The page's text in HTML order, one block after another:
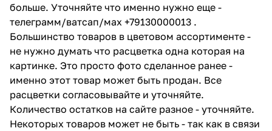
больше. Уточняйте что именно нужно еще -
телеграмм/ватсап/мах +79130000013 .
Большинство товаров в цветовом ассортименте -
не нужно думать что расцветка одна которая на
картинке. Это просто фото сделанное ранее -
именно этот товар может быть продан. Все
расцветки согласовывайте и уточняйте.
Количество остатков на сайте разное - уточняйте.
Некоторых товаров может не быть - так как в связи